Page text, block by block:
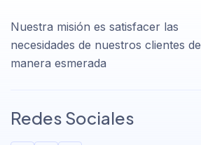
Nuestra misión es satisfacer las
necesidades de nuestros clientes de
manera esmerada
Redes Sociales